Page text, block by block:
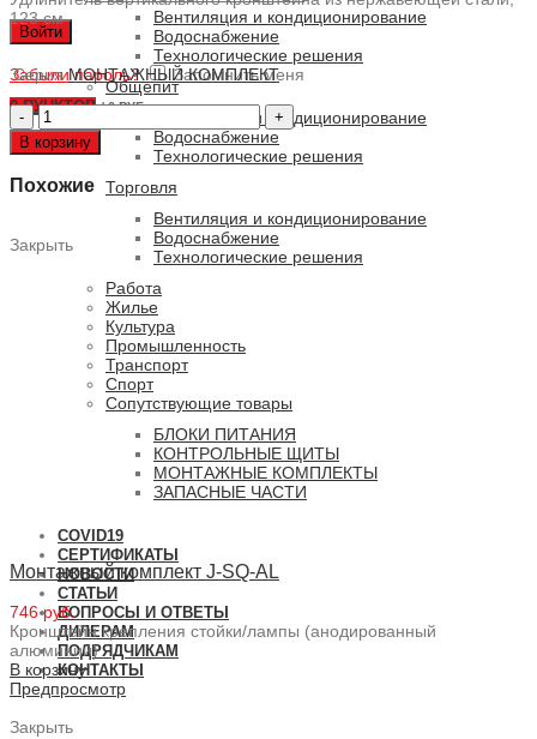
Войти
Забыли пароль? Запомнить меня
0ПУНКТОВ / 0 РУБ.
Вентиляция и кондиционирование
Водоснабжение
Технологические решения
Общепит
Вентиляция и кондиционирование
Водоснабжение
Технологические решения
Торговля
Вентиляция и кондиционирование
Водоснабжение
Технологические решения
Работа
Жилье
Культура
Промышленность
Транспорт
Спорт
Сопутствующие товары
БЛОКИ ПИТАНИЯ
КОНТРОЛЬНЫЕ ЩИТЫ
МОНТАЖНЫЕ КОМПЛЕКТЫ
ЗАПАСНЫЕ ЧАСТИ
COVID19
СЕРТИФИКАТЫ
НОВОСТИ
СТАТЬИ
ВОПРОСЫ И ОТВЕТЫ
ДИЛЕРАМ
ПОДРЯДЧИКАМ
КОНТАКТЫ
123 см
Серия МОНТАЖНЫЙ КОМПЛЕКТ
Количество
товара
Монтажный
UpR-
В корзину
Похожие
Закрыть
Монтажный комплект J-SQ-AL
746 руб.
Кронштейн крепления стойки/лампы (анодированный
алюминий)
В корзину
Предпросмотр
Закрыть